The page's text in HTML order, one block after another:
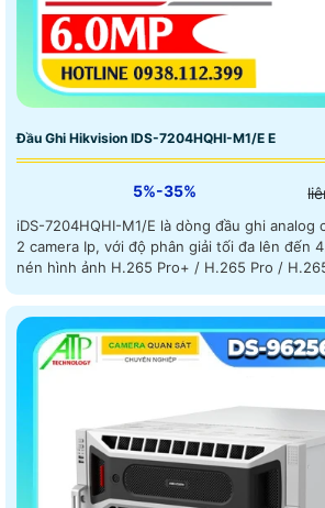
Đầu Ghi Hikvision IDS-7204HQHI-M1/E E
5%-35%
iDS-7204HQHI-M1/E là dòng đầu ghi
2 camera Ip, với độ phân giải tối đa lên đến
nén hình ảnh H.265 Pro+ / H.265 Pro /